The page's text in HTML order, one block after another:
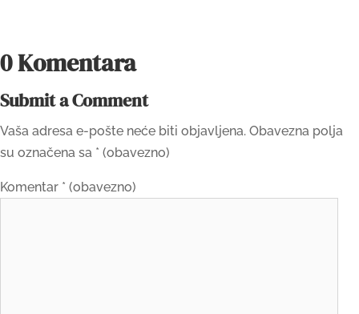
0 Komentara
Submit a Comment
Vaša adresa e-pošte neće biti objavljena. Obavezna polja
su označena sa * (obavezno)
Komentar * (obavezno)